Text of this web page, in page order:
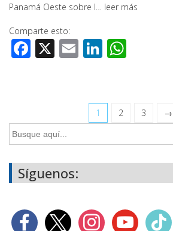
Panamá Oeste sobre l… leer más
Comparte esto:
Facebook
X EmailLinkedIn
1 2 3
→
Buscar:
Síguenos: